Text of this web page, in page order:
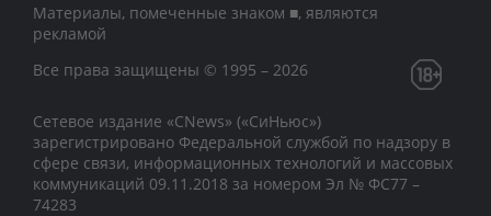
Материалы, помеченные знаком ■, являются
рекламой
Все права защищены © 1995 – 2026
Сетевое издание «CNews» («СиНьюс»)
зарегистрировано Федеральной службой по надзору в
сфере связи, информационных технологий и массовых
коммуникаций 09.11.2018 за номером Эл № ФС77 –
74283